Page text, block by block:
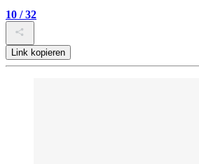
10 / 32
Link kopieren